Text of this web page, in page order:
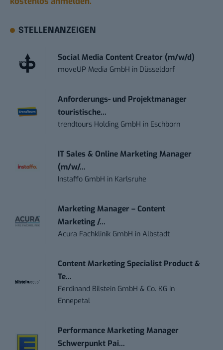
STELLENANZEIGEN
Social Media Content Creator (m/w/d)
moveUP Media GmbH in Düsseldorf
Anforderungs- und Projektmanager
touristische...
trendtours Holding GmbH in Eschborn
IT Sales & Online Marketing Manager
(m/w/...
Instaffo GmbH in Karlsruhe
Marketing Manager – Content
Marketing /...
Acura Fachklinik GmbH inAlbstadt
Content Marketing Specialist Product &
Te...
Ferdinand Bilstein GmbH & Co. KG in
Ennepetal
Performance Marketing Manager
Schwerpunkt Pai...